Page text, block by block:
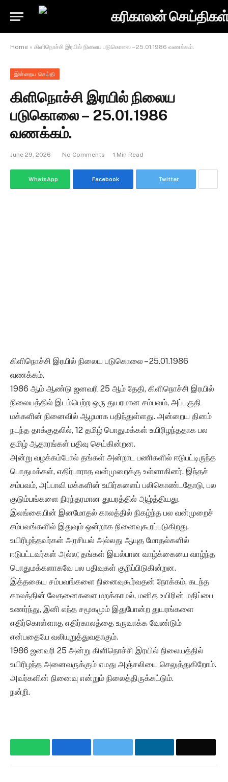
Home » கிளிநொச்சி இரயில் நிலைய படுகொலை – 25.01.1986 வணக்கம்.
இன்றைய செய்தி
கிளிநொச்சி இரயில் நிலைய
படுகொலை – 25.01.1986
வணக்கம்.
June 29, 2026 No Comments 1 Min Read
WhatsApp Facebook Twitter
கிளிநொச்சி இரயில் நிலைய படுகொலை – 25.01.1986
வணக்கம்.
1986 ஆம் ஆண்டு ஜனவரி 25 ஆம் தேதி, கிளிநொச்சி இரயில்
நிலையத்தில் இடம்பெற்ற ஒரு துயரமான சம்பவம், அப்பகுதி
மக்களின் நினைவில் ஆழமாக பதிந்துள்ளது. அன்றைய தினம்
நடந்த தாக்குதலில், 12 தமிழ் பொதுமக்கள் உயிரிழந்ததாக பல
தமிழ் ஆதாரங்கள் பதிவு செய்கின்றன.
அன்று வழக்கம்போல் தங்கள் அன்றாட பணிகளில் ஈடுபட்டிருந்த
பொதுமக்கள், எதிர்பாராத வன்முறைக்கு உள்ளாகினர். இந்தச்
சம்பவம், அப்பாவி மக்களின் உயிர்களைப் பலிகொண்டதோடு, பல
குடும்பங்களை நிரந்தரமான துயரத்தில் ஆழ்த்தியது.
இலங்கையின் இனமோதல் காலத்தில் நிகழ்ந்த பல வன்முறைச்
சம்பவங்களில் இதுவும் ஒன்றாக நினைவுகூரப்படுகிறது.
உயிரிழந்தவர்கள் அரசியல் அல்லது ஆயுத மோதல்களில்
ஈடுபட்டவர்கள் அல்ல; தங்கள் இயல்பான வாழ்க்கையை வாழ்ந்த
பொதுமக்களாகவே பல பதிவுகள் குறிப்பிடுகின்றன.
இத்தகைய சம்பவங்களை நினைவுகூர்வதன் நோக்கம், கடந்த
காலத்தின் வேதனைகளை மறக்காமல், மனித உயிரின் மதிப்பை
உணர்ந்து, இனி எந்த சமூகமும் இதுபோன்ற துயரங்களை
எதிர்கொள்ளாத எதிர்காலத்தை உருவாக்க வேண்டும்
என்பதையே வலியுறுத்துவதாகும்.
1986 ஜனவரி 25 அன்று கிளிநொச்சி இரயில் நிலையத்தில்
உயிரிழந்த அனைவருக்கும் எமது அஞ்சலியை செலுத்துகிறோம்.
அவர்களின் நினைவு என்றும் நிலைத்திருக்கட்டும்.
நன்றி.